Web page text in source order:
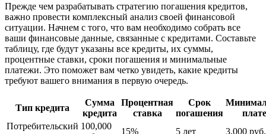
Прежде чем разрабатывать стратегию погашения кредитов,
важно провести комплексный анализ своей финансовой
ситуации. Начнем с того, что вам необходимо собрать все
ваши финансовые данные, связанные с кредитами. Составьте
таблицу, где будут указаны все кредиты, их суммы,
процентные ставки, сроки погашения и минимальные
платежи. Это поможет вам четко увидеть, какие кредиты
требуют вашего внимания в первую очередь.
Тип кредита
Сумма
кредита
Процентная
ставка
Срок
погашения
Потребительский 100,000
15% 5 лет 3,000 руб.